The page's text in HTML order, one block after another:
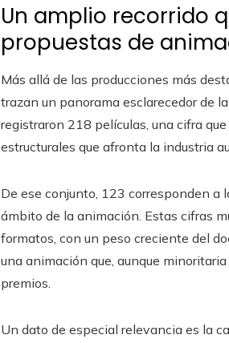
Un amplio recorrido
propuestas de
Más allá de las producciones más
trazan un panorama esclarecedor de
registraron 218 películas, una cifra
estructurales que afronta la industria
De ese conjunto, 123 corresponden a
ámbito de la animación. Estas cifras
formatos, con un peso creciente del
una animación que, aunque
premios.
Un dato de especial relevancia es la